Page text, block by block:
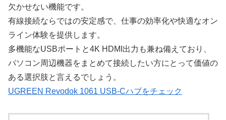
欠かせない機能です。
有線接続ならではの安定感で、仕事の効率化や快適なオン
ライン体験を提供します。
多機能なUSBポートと4K HDMI出力も兼ね備えており、
パソコン周辺機器をまとめて接続したい方にとって価値の
ある選択肢と言えるでしょう。
UGREEN Revodok 1061 USB-Cハブをチェック